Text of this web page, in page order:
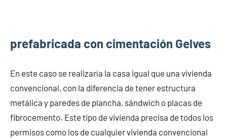
prefabricada con cimentación Gelves
En este caso se realizaría la casa igual que una vivienda
convencional, con la diferencia de tener estructura
metálica y paredes de plancha, sándwich o placas de
fibrocemento. Este tipo de vivienda precisa de todos los
permisos como los de cualquier vivienda convencional